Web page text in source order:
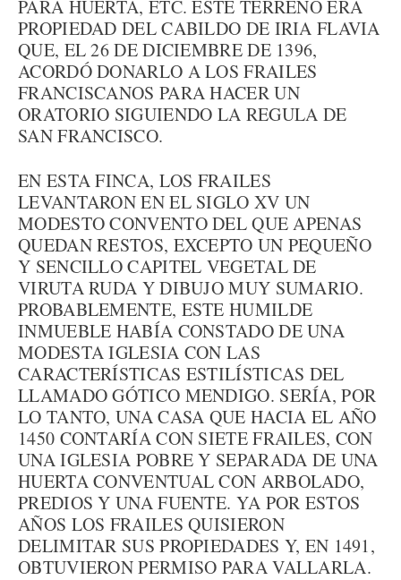
PARA HUERTA, ETC. ESTE TERRENO ERA
PROPIEDAD DEL CABILDO DE IRIA FLAVIA
QUE, EL 26 DE DICIEMBRE DE 1396,
ACORDÓ DONARLO A LOS FRAILES
FRANCISCANOS PARA HACER UN
ORATORIO SIGUIENDO LA REGULA DE
SAN FRANCISCO.
EN ESTA FINCA, LOS FRAILES
LEVANTARON EN EL SIGLO XV UN
MODESTO CONVENTO DEL QUE APENAS
QUEDAN RESTOS, EXCEPTO UN PEQUEÑO
Y SENCILLO CAPITEL VEGETAL DE
VIRUTA RUDA Y DIBUJO MUY SUMARIO.
PROBABLEMENTE, ESTE HUMILDE
INMUEBLE HABÍA CONSTADO DE UNA
MODESTA IGLESIA CON LAS
CARACTERÍSTICAS ESTILÍSTICAS DEL
LLAMADO GÓTICO MENDIGO. SERÍA, POR
LO TANTO, UNA CASA QUE HACIA EL AÑO
1450 CONTARÍA CON SIETE FRAILES, CON
UNA IGLESIA POBRE Y SEPARADA DE UNA
HUERTA CONVENTUAL CON ARBOLADO,
PREDIOS Y UNA FUENTE. YA POR ESTOS
AÑOS LOS FRAILES QUISIERON
DELIMITAR SUS PROPIEDADES Y, EN 1491,
OBTUVIERON PERMISO PARA VALLARLA.